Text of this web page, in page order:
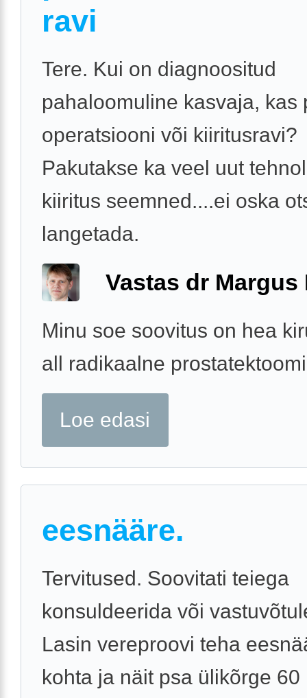
ravi
Tere. Kui on diagnoositud
pahaloomuline kasvaja, kas
operatsiooni või kiiritusravi?
Pakutakse ka veel uut
kiiritus seemned....ei oska
langetada.
Vastas dr Margus
Minu soe soovitus on hea
all radikaalne
Loe edasi
eesnääre.
Tervitused. Soovitati teiega
konsuldeerida või
Lasin vereproovi teha
kohta ja näit psa ülikõrge 60